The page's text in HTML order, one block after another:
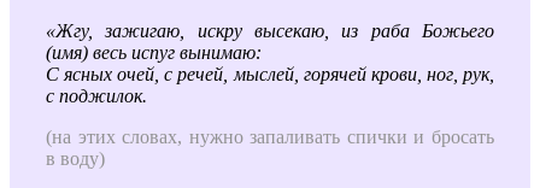
«Жгу, зажигаю, искру высекаю, из раба Божьего
(имя) весь испуг вынимаю:
С ясных очей, с речей, мыслей, горячей крови, ног, рук,
с поджилок.
(на этих словах, нужно запаливать спички и бросать
в воду)